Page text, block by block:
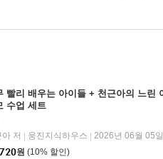
빨리 배우는 아이들 + 천근아의 느린
수업 세트
저
웅진지식하우스
2026년 06월 05일
원 (10% 할인)